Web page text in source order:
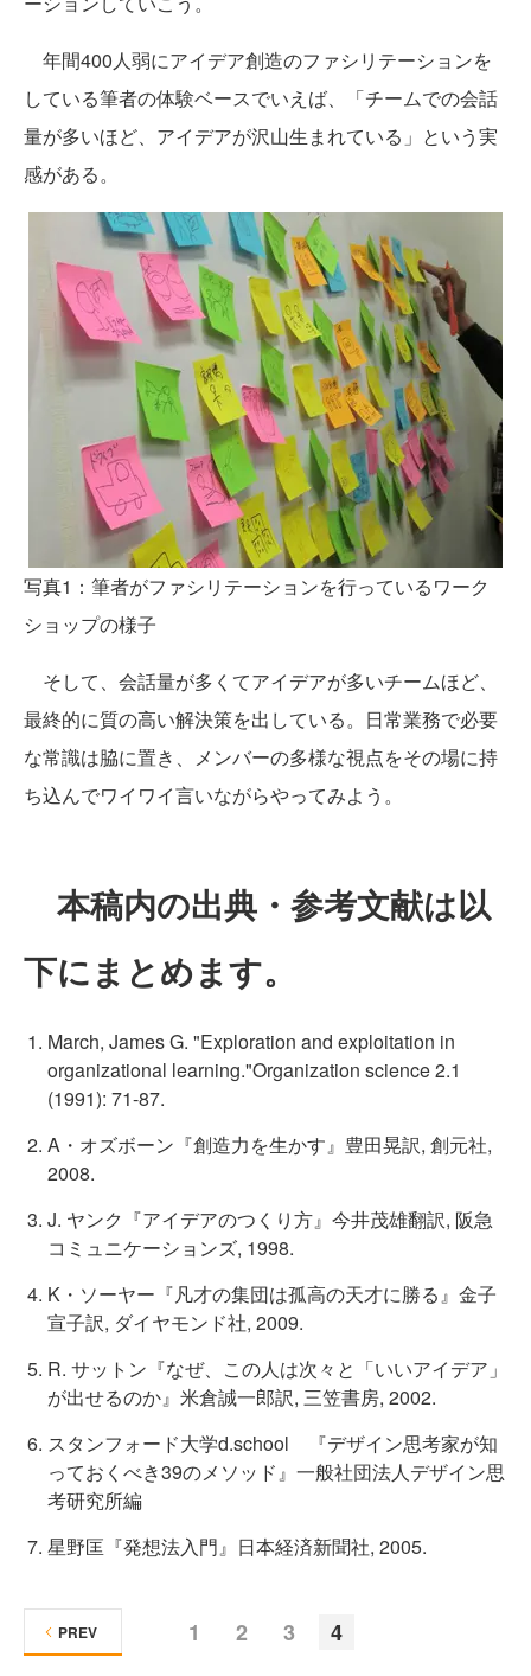
年間400人弱にアイデア創造のファシリテーションを
している筆者の体験ベースでいえば、「チームでの会話
量が多いほど、アイデアが沢山生まれている」という実
感がある。
写真1：筆者がファシリテーションを行っているワーク
ショップの様子
そして、会話量が多くてアイデアが多いチームほど、
最終的に質の高い解決策を出している。日常業務で必要
な常識は脇に置き、メンバーの多様な視点をその場に持
ち込んでワイワイ言いながらやってみよう。
本稿内の出典・参考文献は以
下にまとめます。
March, James G. "Exploration and exploitation in
organizational learning."Organization science 2.1
(1991): 71-87.
A・オズボーン『創造力を生かす』豊田晃訳, 創元社,
2008.
J. ヤンク『アイデアのつくり方』今井茂雄翻訳, 阪急
コミュニケーションズ, 1998.
K・ソーヤー『凡才の集団は孤高の天才に勝る』金子
宣子訳, ダイヤモンド社, 2009.
R. サットン『なぜ、この人は次々と「いいアイデア」
が出せるのか』米倉誠一郎訳, 三笠書房, 2002.
スタンフォード大学d.school 『デザイン思考家が知
っておくべき39のメソッド』一般社団法人デザイン思
考研究所編
星野匡『発想法入門』日本経済新聞社, 2005.
1 2 3 4
PREV